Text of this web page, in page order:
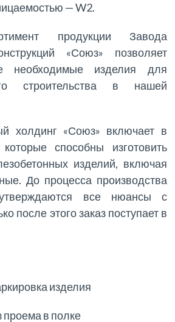
— W2.
продукции Завода
«Союз» позволяет
необходимые изделия для
строительства в нашей
холдинг «Союз» включает в
способны изготовить
изделий, включая
До процесса производства
все нюансы с
после этого заказ поступает в
изделия
проема в полке